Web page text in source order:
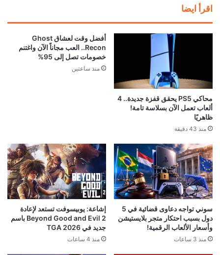
اقرأ ايضا
محاكي PS5 يحقق قفزة جديدة.. 4
ألعاب تعمل الآن بسلاسة تامة!
ظاهريًا
منذ 43 دقيقة
أفضل وقت لعشاق Ghost
Recon.. العب مجاناً الآن واغتنم
خصومات تصل إلى 95%
منذ ساعتين
سوني تواجه دعاوى قضائية في 5
دول بسبب احتكار متجر بلايستيشن
وأسعار الألعاب الرقمية!
منذ 3 ساعات
إشاعة: يوبيسوفت تستعد لإعادة
Beyond Good and Evil 2 باسم
جديد في TGA 2026
منذ 4 ساعات